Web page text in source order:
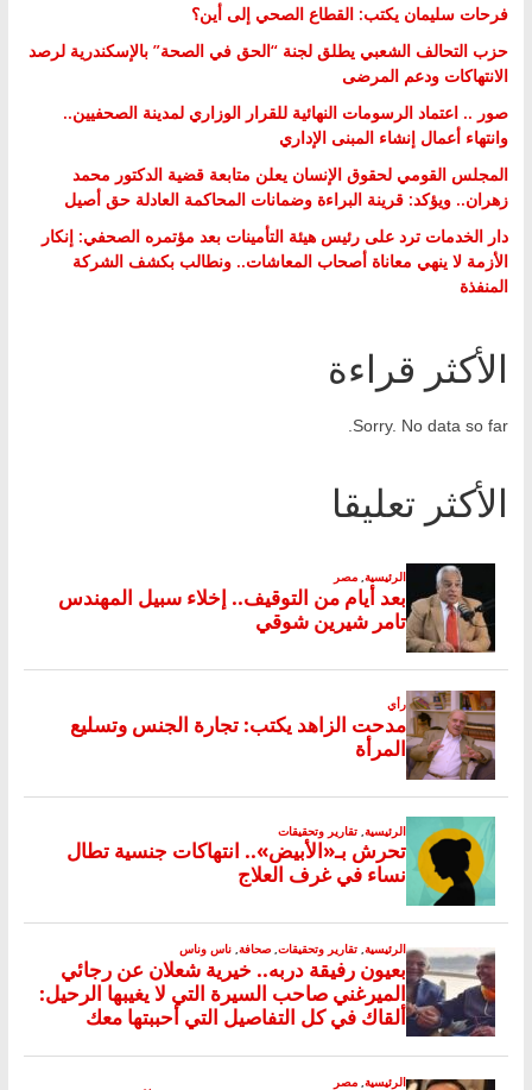
فرحات سليمان يكتب: القطاع الصحي إلى أين؟
حزب التحالف الشعبي يطلق لجنة “الحق في الصحة” بالإسكندرية لرصد
الانتهاكات ودعم المرضى
صور .. اعتماد الرسومات النهائية للقرار الوزاري لمدينة الصحفيين..
وانتهاء أعمال إنشاء المبنى الإداري
المجلس القومي لحقوق الإنسان يعلن متابعة قضية الدكتور محمد
زهران.. ويؤكد: قرينة البراءة وضمانات المحاكمة العادلة حق أصيل
دار الخدمات ترد على رئيس هيئة التأمينات بعد مؤتمره الصحفي: إنكار
الأزمة لا ينهي معاناة أصحاب المعاشات.. ونطالب بكشف الشركة
المنفذة
الأكثر قراءة
Sorry. No data so far.
الأكثر تعليقا